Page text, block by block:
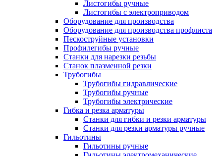
Листогибы ручные
Листогибы с электроприводом
Оборудование для производства
Оборудование для производства профлиста
Пескоструйные установки
Профилегибы ручные
Станки для нарезки резьбы
Станок плазменной резки
Трубогибы
Трубогибы гидравлические
Трубогибы ручные
Трубогибы электрические
Гибка и резка арматуры
Станки для гибки и резки арматуры
Станки для резки арматуры ручные
Гильотины
Гильотины ручные